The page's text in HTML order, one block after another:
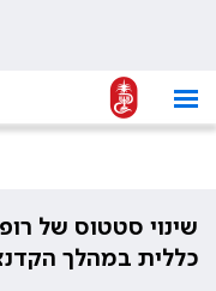
שינוי סטטוס של
כללית במהלך